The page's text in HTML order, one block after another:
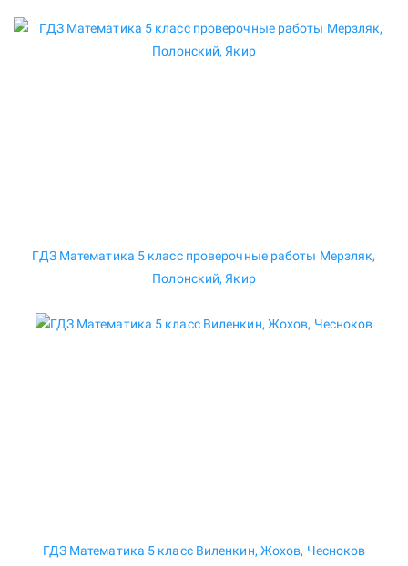
ГДЗ Математика 5 класс проверочные работы Мерзляк,
Полонский, Якир
ГДЗ Математика 5 класс Виленкин, Жохов, Чесноков